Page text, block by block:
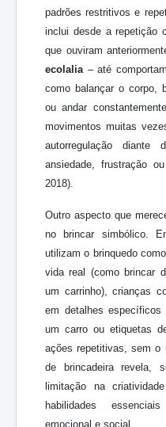
padrões restritivos e
inclui desde a repetição
que ouviram
ecolalia – até
como balançar o corpo,
ou andar
movimentos muitas
autorregulação diante
ansiedade, frustração
2018).
Outro aspecto que
no brincar simbólico.
utilizam o brinquedo
vida real (como brincar
um carrinho), crianças
em detalhes
um carro ou etiquetas
ações repetitivas, sem o
de brincadeira revela,
limitação na
habilidades
emocional e social.